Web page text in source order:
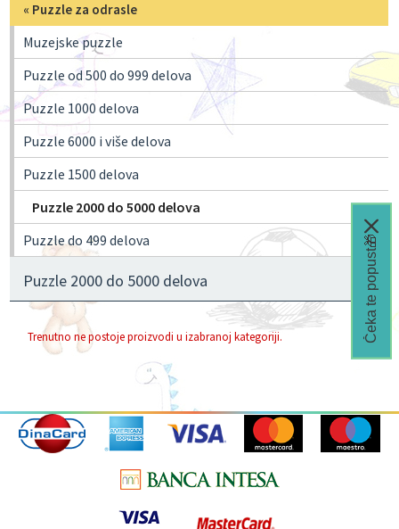
« Puzzle za odrasle
Muzejske puzzle
Puzzle od 500 do 999 delova
Puzzle 1000 delova
Puzzle 6000 i više delova
Puzzle 1500 delova
Puzzle 2000 do 5000 delova
Puzzle do 499 delova
Puzzle 2000 do 5000 delova
Trenutno ne postoje proizvodi u izabranoj kategoriji. Čeka te popust🎁